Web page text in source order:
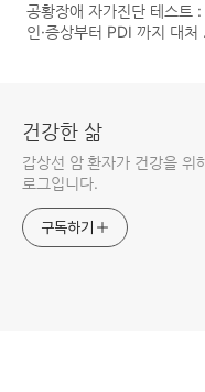
공황장애 자가진단 테스트 :
인·증상부터 PDI 까지 대처
건강한 삶
갑상선 암 환자가 건강을 위
로그입니다.
구독하기